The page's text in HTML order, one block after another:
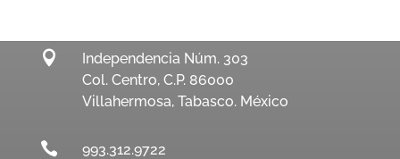

Independencia Núm. 303
Col. Centro, C.P. 86000
Villahermosa, Tabasco. México

993.312.9722